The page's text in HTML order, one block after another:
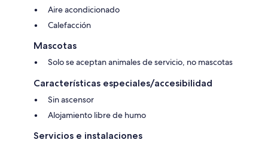
Aire acondicionado
Calefacción
Mascotas
Solo se aceptan animales de servicio, no mascotas
Características especiales/accesibilidad
Sin ascensor
Alojamiento libre de humo
Servicios e instalaciones